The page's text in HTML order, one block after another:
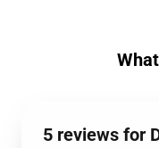
5 reviews for